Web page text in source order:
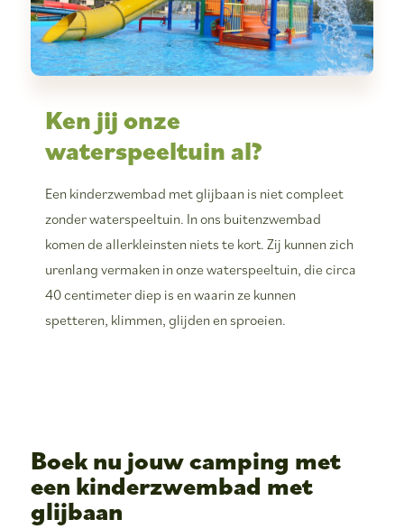
Ken jij onze
waterspeeltuin al?
Een kinderzwembad met glijbaan is niet compleet
zonder waterspeeltuin. In ons buitenzwembad
komen de allerkleinsten niets te kort. Zij kunnen zich
urenlang vermaken in onze waterspeeltuin, die circa
40 centimeter diep is en waarin ze kunnen
spetteren, klimmen, glijden en sproeien.
Boek nu jouw camping met
een kinderzwembad met
glijbaan